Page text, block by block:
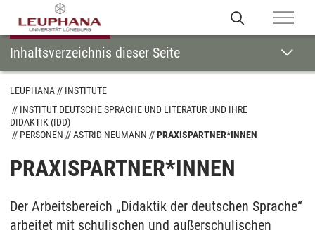
LEUPHANA
INSTITUTE
INSTITUT DEUTSCHE SPRACHE UND LITERATUR UND IHRE
DIDAKTIK (IDD)
PERSONEN
ASTRID NEUMANN PRAXISPARTNER*INNEN
PRAXISPARTNER*INNEN
Der Arbeitsbereich „Didaktik der deutschen Sprache“
arbeitet mit schulischen und außerschulischen
Inhaltsverzeichnis dieser Seite